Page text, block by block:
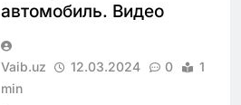
автомобиль. Видео
Vaib.uz 12.03.2024 0
1
min